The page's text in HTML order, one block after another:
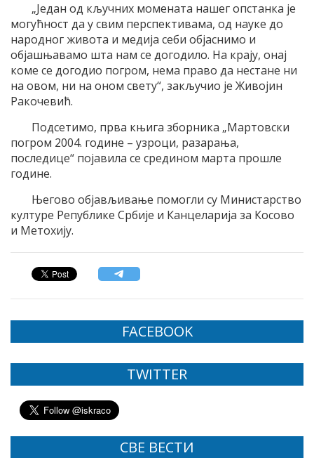
„Један од кључних момената нашег опстанка је
могућност да у свим перспективама, од науке до
народног живота и медија себи објаснимо и
објашњавамо шта нам се догодило. На крају, онај
коме се догодио погром, нема право да нестане ни
на овом, ни на оном свету“, закључио је Живојин
Ракочевић.
Подсетимо, прва књига зборника „Мартовски
погром 2004. године – узроци, разарања,
последице“ појавила се средином марта прошле
године.
Његово објављивање помогли су Министарство
културе Републике Србије и Канцеларија за Косово
и Метохију.
FACEBOOK
TWITTER
СВЕ ВЕСТИ